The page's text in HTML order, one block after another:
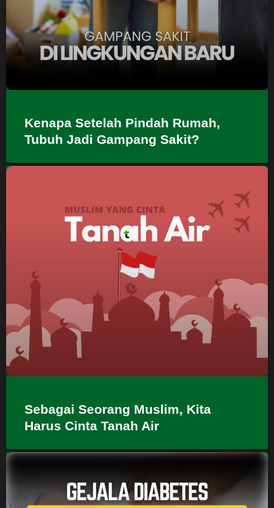
Kenapa Setelah Pindah Rumah,
Tubuh Jadi Gampang Sakit?
Sebagai Seorang Muslim, Kita
Harus Cinta Tanah Air